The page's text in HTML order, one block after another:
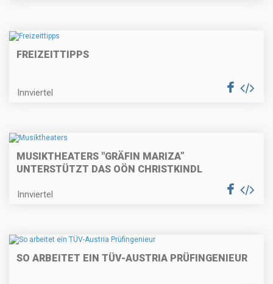
FREIZEITTIPPS
Innviertel
MUSIKTHEATERS "GRÄFIN MARIZA”
UNTERSTÜTZT DAS OÖN CHRISTKINDL
Innviertel
SO ARBEITET EIN TÜV-AUSTRIA PRÜFINGENIEUR